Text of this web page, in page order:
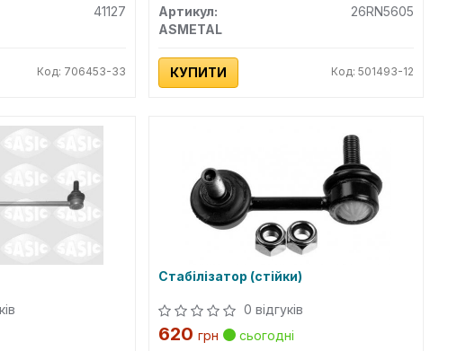
41127
Код: 706453-33
Артикул:
26RN5605
ASMETAL
КУПИТИ Код: 501493-12
Стабілізатор (стійки)
0 відгуків
620грн
сьогодні